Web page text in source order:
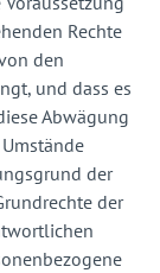
Rechte
den
und dass es
Abwägung
der
der